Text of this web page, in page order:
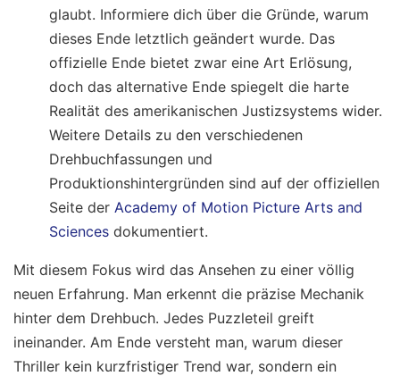
glaubt. Informiere dich über die Gründe, warum
dieses Ende letztlich geändert wurde. Das
offizielle Ende bietet zwar eine Art Erlösung,
doch das alternative Ende spiegelt die harte
Realität des amerikanischen Justizsystems wider.
Weitere Details zu den verschiedenen
Drehbuchfassungen und
Produktionshintergründen sind auf der offiziellen
Seite der Academy of Motion Picture Arts and
Sciences dokumentiert.
Mit diesem Fokus wird das Ansehen zu einer völlig
neuen Erfahrung. Man erkennt die präzise Mechanik
hinter dem Drehbuch. Jedes Puzzleteil greift
ineinander. Am Ende versteht man, warum dieser
Thriller kein kurzfristiger Trend war, sondern ein